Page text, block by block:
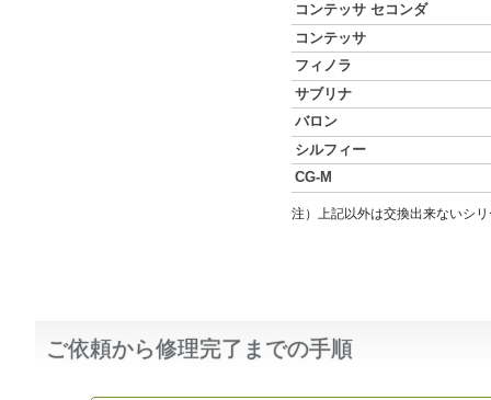
コンテッサ セコンダ
コンテッサ
フィノラ
サブリナ
バロン
シルフィー
CG-M
注）上記以外は交換出来ないシ
ご依頼から修理完了までの手順